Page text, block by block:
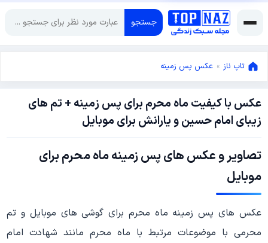
جستجو
تاپ ناز » عکس پس زمینه
عکس با کیفیت ماه محرم برای پس زمینه + تم های
زیبای امام حسین و یارانش برای موبایل
جولای
31,
31,
تصاویر و عکس های پس زمینه ماه محرم برای
موبایل
عکس های پس زمینه ماه محرم برای گوشی های موبایل و تم
محرمی با موضوعات مرتبط با ماه محرم مانند شهادت امام